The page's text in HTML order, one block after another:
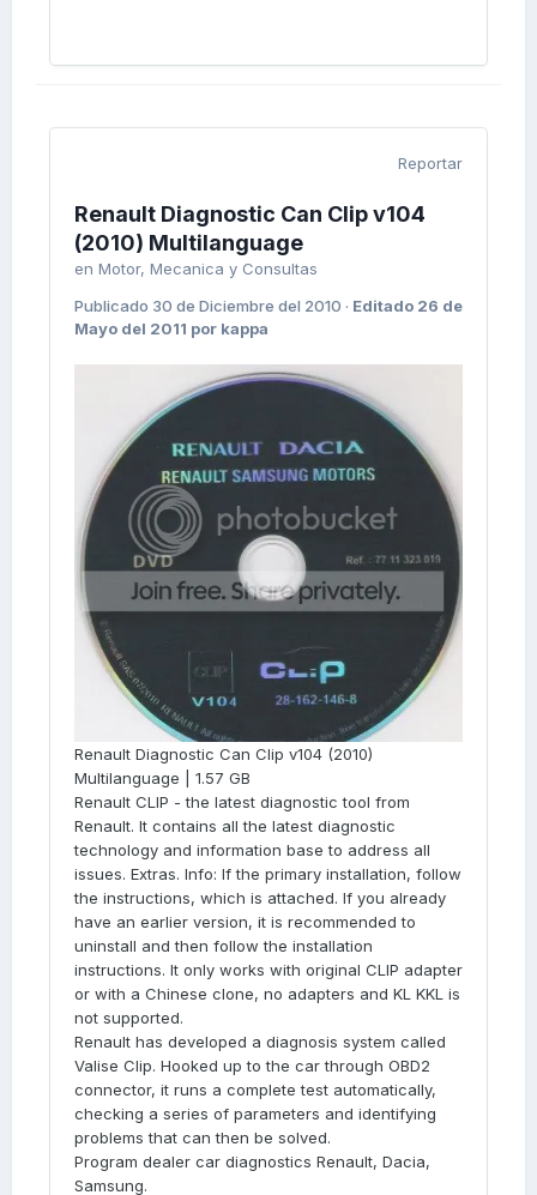
Reportar
Renault Diagnostic Can Clip v104
(2010) Multilanguage
en Motor, Mecanica y Consultas
Publicado 30 de Diciembre del 2010 · Editado 26 de
Mayo del 2011 por kappa
Renault Diagnostic Can Clip v104 (2010)
Multilanguage | 1.57 GB
Renault CLIP - the latest diagnostic tool from
Renault. It contains all the latest diagnostic
technology and information base to address all
issues. Extras. Info: If the primary installation, follow
the instructions, which is attached. If you already
have an earlier version, it is recommended to
uninstall and then follow the installation
instructions. It only works with original CLIP adapter
or with a Chinese clone, no adapters and KL KKL is
not supported.
Renault has developed a diagnosis system called
Valise Clip. Hooked up to the car through OBD2
connector, it runs a complete test automatically,
checking a series of parameters and identifying
problems that can then be solved.
Program dealer car diagnostics Renault, Dacia,
Samsung.